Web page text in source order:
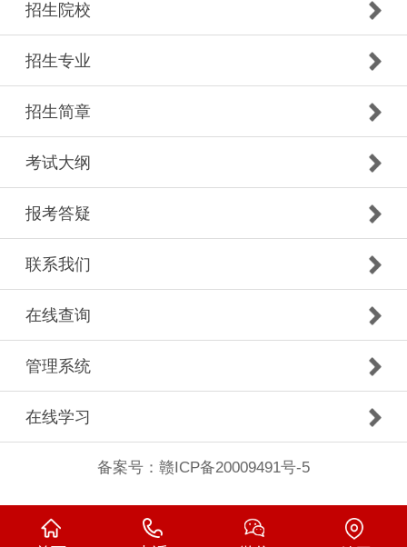
招生院校
招生专业
招生简章
考试大纲
报考答疑
联系我们
在线查询
管理系统
在线学习
备案号： 赣ICP备20009491号-5